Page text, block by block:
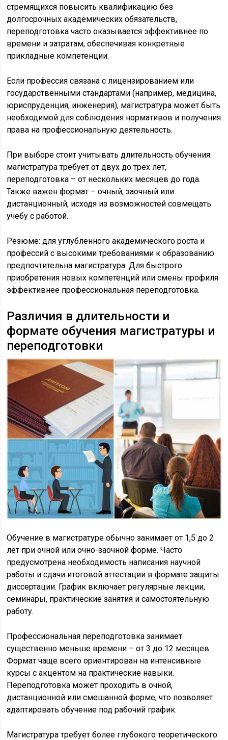
стремящихся повысить квалификацию без
долгосрочных академических обязательств,
переподготовка часто оказывается эффективнее по
времени и затратам, обеспечивая конкретные
прикладные компетенции.
Если профессия связана с лицензированием или
государственными стандартами (например, медицина,
юриспруденция, инженерия), магистратура может быть
необходимой для соблюдения нормативов и получения
права на профессиональную деятельность.
При выборе стоит учитывать длительность обучения:
магистратура требует от двух до трех лет,
переподготовка – от нескольких месяцев до года.
Также важен формат – очный, заочный или
дистанционный, исходя из возможностей совмещать
учебу с работой.
Резюме: для углубленного академического роста и
профессий с высокими требованиями к образованию
предпочтительна магистратура. Для быстрого
приобретения новых компетенций или смены профиля
эффективнее профессиональная переподготовка.
Различия в длительности и
формате обучения магистратуры и
переподготовки
Обучение в магистратуре обычно занимает от 1,5 до 2
лет при очной или очно-заочной форме. Часто
предусмотрена необходимость написания научной
работы и сдачи итоговой аттестации в формате защиты
диссертации. График включает регулярные лекции,
семинары, практические занятия и самостоятельную
работу.
Профессиональная переподготовка занимает
существенно меньше времени – от 3 до 12 месяцев.
Формат чаще всего ориентирован на интенсивные
курсы с акцентом на практические навыки.
Переподготовка может проходить в очной,
дистанционной или смешанной форме, что позволяет
адаптировать обучение под рабочий график.
Магистратура требует более глубокого теоретического